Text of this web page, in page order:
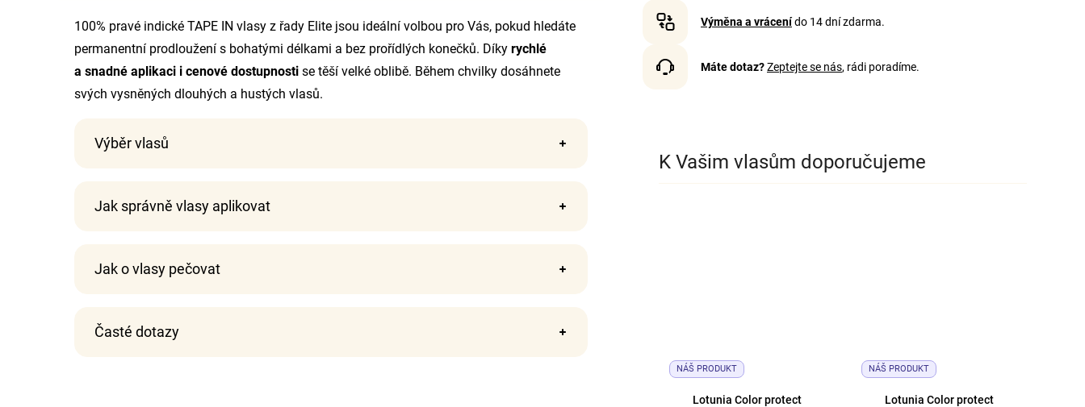
Výměna a vrácenído 14 dní zdarma.
Máte dotaz?Zeptejte se nás, rádi poradíme.
K Vašim vlasům doporučujeme
NÁŠ PRODUKT
Lotunia Color protect
NÁŠ PRODUKT
Lotunia Color protect
100% pravé indické TAPE IN vlasy z řady Elite jsou ideální volbou pro Vás, pokud hledáte
permanentní prodloužení s bohatými délkami a bez prořídlých konečků. Díky rychlé
a snadné aplikaci i cenové dostupnosti se těší velké oblibě. Během chvilky dosáhnete
svých vysněných dlouhých a hustých vlasů.
Výběr vlasů
Jak správně vlasy aplikovat
Jak o vlasy pečovat
Časté dotazy